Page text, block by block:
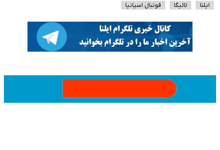
ایلنا لالیگا فوتبال اسپانیا